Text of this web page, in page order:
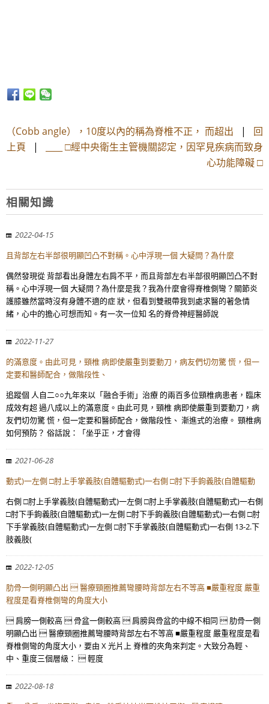
（Cobb angle），10度以內的稱為脊椎不正， 而超出 | 回
上頁 |
____ □經中央衛生主管機關認定，因罕見疾病而致身
心功能障礙 □
相關知識
2022-04-15
且背部左右半部很明顯凹凸不對稱。心中浮現一個 大疑問？為什麼
偶然發現從 背部看出身體左右肩不平，而且背部左右半部很明顯凹凸不對
稱。心中浮現一個 大疑問？為什麼是我？我為什麼會得脊椎側彎？關節炎
護膝雖然當時沒有身體不適的症 狀，但看到雙親帶我到處求醫的著急情
緒，心中的擔心可想而知。有一次一位知 名的脊骨神經醫師說
2022-11-27
的滿意度。由此可見，頸椎 病即使嚴重到要動刀，病友們切勿驚 慌，但一
定要和醫師配合，做階段性、
追蹤個 人自二○○九年來以「融合手術」治療 的兩百多位頸椎病患者，臨床
成效有超 過八成以上的滿意度。由此可見，頸椎 病即使嚴重到要動刀，病
友們切勿驚 慌，但一定要和醫師配合，做階段性、 漸進式的治療。 頸椎病
如何預防？ 俗話說：「坐乎正，才會得
2021-06-28
動式)一左側 □肘上手掌義肢(自體驅動式)一右側 □肘下手鉤義肢(自體驅動
右側 □肘上手掌義肢(自體驅動式)一左側 □肘上手掌義肢(自體驅動式)一右側
□肘下手鉤義肢(自體驅動式)一左側 □肘下手鉤義肢(自體驅動式)一右側 □肘
下手掌義肢(自體驅動式)一左側 □肘下手掌義肢(自體驅動式)一右側 13-2.下
肢義肢(
2022-12-05
肋骨一側明顯凸出  醫療頸圈推薦彎腰時背部左右不等高 ■嚴重程度 嚴重
程度是看脊椎側彎的角度大小
 肩膀一側較高  骨盆一側較高  肩膀與骨盆的中線不相同  肋骨一側
明顯凸出  醫療頸圈推薦彎腰時背部左右不等高 ■嚴重程度 嚴重程度是看
脊椎側彎的角度大小，要由 X 光片上 脊椎的夾角來判定。大致分為輕、
中、重度三個層級：  輕度
2022-08-18